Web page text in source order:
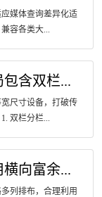
媒体查询差异化适
容各类大...
含双栏...
尺寸设备，打破传
双栏分栏...
向富余...
列排布，合理利用